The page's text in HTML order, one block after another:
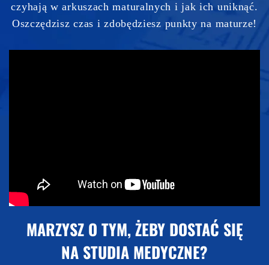
czyhają w arkuszach maturalnych i jak ich uniknąć.
Oszczędzisz czas i zdobędziesz punkty na maturze!
MARZYSZ O TYM, ŻEBY DOSTAĆ SIĘ
NA STUDIA MEDYCZNE?